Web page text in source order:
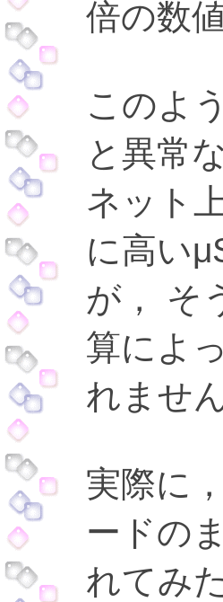
倍の数
このよ
と異常
ネット
に高い
が， そ
算によ
れませ
実際に
ードの
れてみ